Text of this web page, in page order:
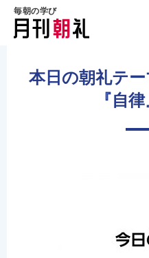
毎朝の学び
本日の朝礼テ
『自